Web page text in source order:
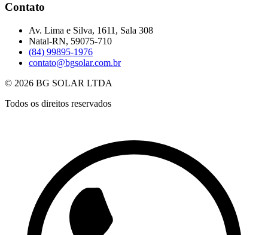
Contato
Av. Lima e Silva, 1611, Sala 308
Natal-RN, 59075-710
(84) 99895-1976
contato@bgsolar.com.br
© 2026 BG SOLAR LTDA
Todos os direitos reservados